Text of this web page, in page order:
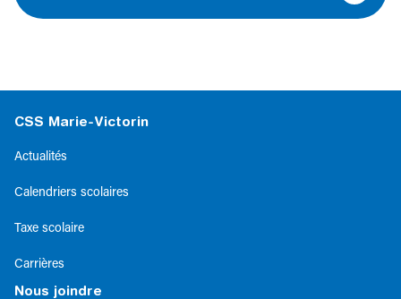
CSS Marie-Victorin
Actualités
Calendriers scolaires
Taxe scolaire
Carrières
Nous joindre